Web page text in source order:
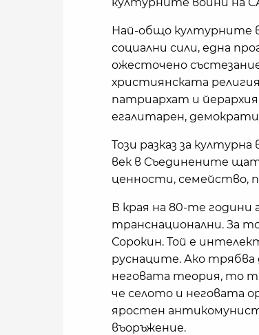
Най-общо културните
социални сили, една
ожесточено
християнската
патриархат и
егалитарен,
Този разказ за
век в Съединените
ценности, семейство,
В края на 80-те
транснационални. За
Сорокин. Той е
руснаците. Ако трябва
неговата теория, то
че селото и неговата
яростен
въоръжение.